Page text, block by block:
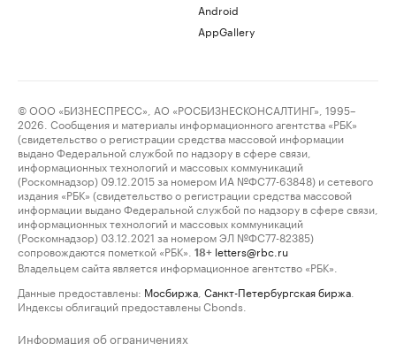
Android
AppGallery
© ООО «БИЗНЕСПРЕСС», АО «РОСБИЗНЕСКОНСАЛТИНГ», 1995–
2026. Сообщения и материалы информационного агентства «РБК»
(свидетельство о регистрации средства массовой информации
выдано Федеральной службой по надзору в сфере связи,
информационных технологий и массовых коммуникаций
(Роскомнадзор) 09.12.2015 за номером ИА №ФС77-63848) и сетевого
издания «РБК» (свидетельство о регистрации средства массовой
информации выдано Федеральной службой по надзору в сфере связи,
информационных технологий и массовых коммуникаций
(Роскомнадзор) 03.12.2021 за номером ЭЛ №ФС77-82385)
сопровождаются пометкой «РБК».
18+ letters@rbc.ru
Владельцем сайта является информационное агентство «РБК».
Данные предоставлены: Мосбиржа Санкт-Петербургская биржа
Индексы облигаций предоставлены Cbonds.
Информация об ограничениях